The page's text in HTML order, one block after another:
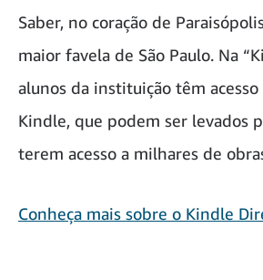
Saber, no coração de
maior favela de São Paulo. Na
alunos da instituição têm
Kindle, que podem ser levados
terem acesso a milhares de
Conheça mais sobre o Kindle